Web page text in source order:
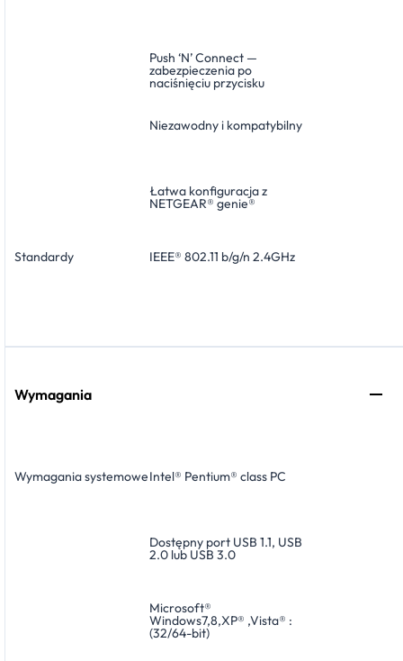
Push ‘N’ Connect —
zabezpieczenia po
naciśnięciu przycisku
Niezawodny i kompatybilny
Łatwa konfiguracja z
NETGEAR® genie®
Standardy IEEE® 802.11 b/g/n 2.4GHz
Wymagania
Wymagania systemoweIntel® Pentium® class PC
Dostępny port USB 1.1, USB
2.0 lub USB 3.0
Microsoft®
Windows7,8,XP® ,Vista® :
(32/64-bit)